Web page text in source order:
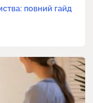
повний гайд